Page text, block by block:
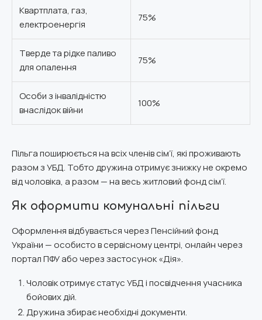
Квартплата, газ,
електроенергія
75%
Тверде та рідке паливо
для опалення
75%
Особи з інвалідністю
внаслідок війни
100%
Пільга поширюється на всіх членів сім’ї, які проживають
разом з УБД. Тобто дружина отримує знижку не окремо
від чоловіка, а разом — на весь житловий фонд сім’ї.
Як оформити комунальні пільги
Оформлення відбувається через Пенсійний фонд
України — особисто в сервісному центрі, онлайн через
портал ПФУ або через застосунок «Дія».
Чоловік отримує статус УБД і посвідчення учасника
бойових дій.
Дружина збирає необхідні документи.